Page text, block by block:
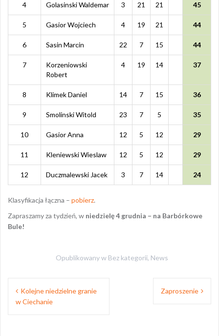
4 Golasinski Waldemar 3 21 21 45
5 Gasior Wojciech 4 19 21 44
6 Sasin Marcin 22 7 15 44
7
Korzeniowski
Robert
4 19 14 37
8 Klimek Daniel 14 7 15 36
9 Smolinski Witold 23 7 5 35
10 Gasior Anna 12 5 12 29
11 Kleniewski Wieslaw 12 5 12 29
12 Duczmalewski Jacek 3 7 14 24
Klasyfikacja łączna – pobierz.
Zapraszamy za tydzień, w niedzielę 4 grudnia – na Barbórkowe
Bule!
Opublikowany w Bez kategorii, News
Nawigacja
wpisu
Kolejne niedzielne granie
w Ciechanie
Zaproszenie